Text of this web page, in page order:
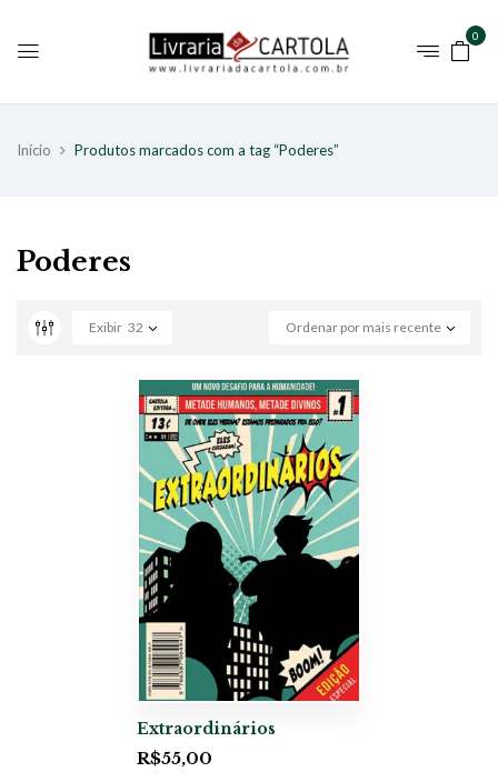
0
Início Produtos marcados com a tag “Poderes”
Poderes
Ordenar por mais recente
Exibir 32
Extraordinários
R$55,00